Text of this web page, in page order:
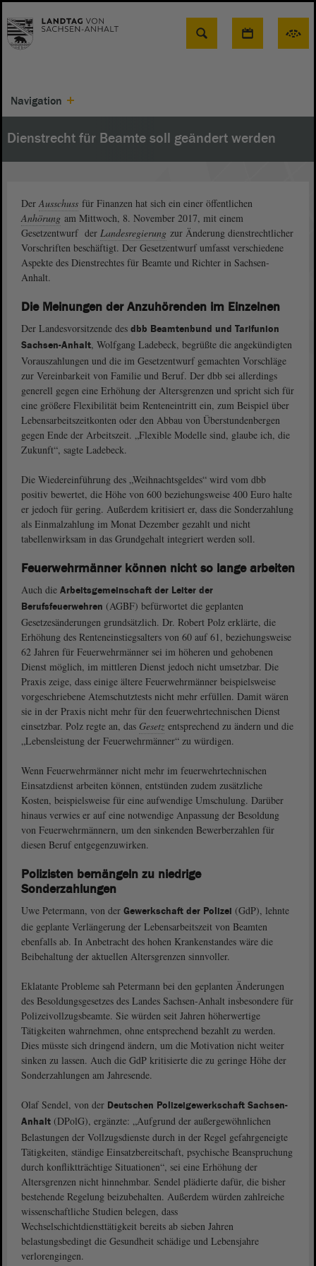
Suche
Navigation
Dienstrecht für Beamte soll geändert werden
DerAusschuss für Finanzen hat sich ein einer öffentlichen
Anhörung am Mittwoch, 8. November 2017, mit einem
Gesetzentwurf der Landesregierung zur Änderung dienstrechtlicher
Vorschriften beschäftigt. Der Gesetzentwurf umfasst verschiedene
Aspekte des Dienstrechtes für Beamte und Richter in Sachsen-
Anhalt.
Die Meinungen der Anzuhörenden im Einzelnen
Der Landesvorsitzende des dbb Beamtenbund und Tarifunion
Sachsen-Anhalt, Wolfgang Ladebeck, begrüßte die angekündigten
Vorauszahlungen und die im Gesetzentwurf gemachten Vorschläge
zur Vereinbarkeit von Familie und Beruf. Der dbb sei allerdings
generell gegen eine Erhöhung der Altersgrenzen und spricht sich für
eine größere Flexibilität beim Renteneintritt ein, zum Beispiel über
Lebensarbeitszeitkonten oder den Abbau von Überstundenbergen
gegen Ende der Arbeitszeit. „Flexible Modelle sind, glaube ich, die
Zukunft“, sagte Ladebeck.
Die Wiedereinführung des „Weihnachtsgeldes“ wird vom dbb
positiv bewertet, die Höhe von 600 beziehungsweise 400 Euro halte
er jedoch für gering. Außerdem kritisiert er, dass die Sonderzahlung
als Einmalzahlung im Monat Dezember gezahlt und nicht
tabellenwirksam in das Grundgehalt integriert werden soll.
Feuerwehrmänner können nicht so lange arbeiten
Auch die Arbeitsgemeinschaft der Leiter der
Berufsfeuerwehren (AGBF) befürwortet die geplanten
Gesetzesänderungen grundsätzlich. Dr. Robert Polz erklärte, die
Erhöhung des Renteneinstiegsalters von 60 auf 61, beziehungsweise
62 Jahren für Feuerwehrmänner sei im höheren und gehobenen
Dienst möglich, im mittleren Dienst jedoch nicht umsetzbar. Die
Praxis zeige, dass einige ältere Feuerwehrmänner beispielsweise
vorgeschriebene Atemschutztests nicht mehr erfüllen. Damit wären
sie in der Praxis nicht mehr für den feuerwehrtechnischen Dienst
einsetzbar. Polz regte an, das Gesetz entsprechend zu ändern und die
„Lebensleistung der Feuerwehrmänner“ zu würdigen.
Wenn Feuerwehrmänner nicht mehr im feuerwehrtechnischen
Einsatzdienst arbeiten können, entstünden zudem zusätzliche
Kosten, beispielsweise für eine aufwendige Umschulung. Darüber
hinaus verwies er auf eine notwendige Anpassung der Besoldung
von Feuerwehrmännern, um den sinkenden Bewerberzahlen für
diesen Beruf entgegenzuwirken.
Polizisten bemängeln zu niedrige
Sonderzahlungen
Uwe Petermann, von der Gewerkschaft der Polizei (GdP), lehnte
die geplante Verlängerung der Lebensarbeitszeit von Beamten
ebenfalls ab. In Anbetracht des hohen Krankenstandes wäre die
Beibehaltung der aktuellen Altersgrenzen sinnvoller.
Eklatante Probleme sah Petermann bei den geplanten Änderungen
des Besoldungsgesetzes des Landes Sachsen-Anhalt insbesondere für
Polizeivollzugsbeamte. Sie würden seit Jahren höherwertige
Tätigkeiten wahrnehmen, ohne entsprechend bezahlt zu werden.
Dies müsste sich dringend ändern, um die Motivation nicht weiter
sinken zu lassen. Auch die GdP kritisierte die zu geringe Höhe der
Sonderzahlungen am Jahresende.
Olaf Sendel, von der Deutschen Polizeigewerkschaft Sachsen-
Anhalt (DPolG), ergänzte: „Aufgrund der außergewöhnlichen
Belastungen der Vollzugsdienste durch in der Regel gefahrgeneigte
Tätigkeiten, ständige Einsatzbereitschaft, psychische Beanspruchung
durch konfliktträchtige Situationen“, sei eine Erhöhung der
Altersgrenzen nicht hinnehmbar. Sendel plädierte dafür, die bisher
bestehende Regelung beizubehalten. Außerdem würden zahlreiche
wissenschaftliche Studien belegen, dass
Wechselschichtdiensttätigkeit bereits ab sieben Jahren
belastungsbedingt die Gesundheit schädige und Lebensjahre
verlorengingen.